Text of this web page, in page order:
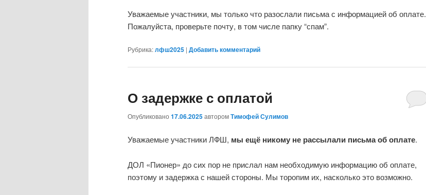
Уважаемые участники, мы только что разослали письма с информацией об оплате.
Пожалуйста, проверьте почту, в том числе папку “спам”.
Рубрика:лфш2025 | Добавить комментарий
О задержке с оплатой
Опубликовано 17.06.2025авторомТимофей Сулимов
Уважаемые участники ЛФШ, мы ещё никому не рассылали письма об оплате.
ДОЛ «Пионер» до сих пор не прислал нам необходимую информацию об оплате,
поэтому и задержка с нашей стороны. Мы торопим их, насколько это возможно.